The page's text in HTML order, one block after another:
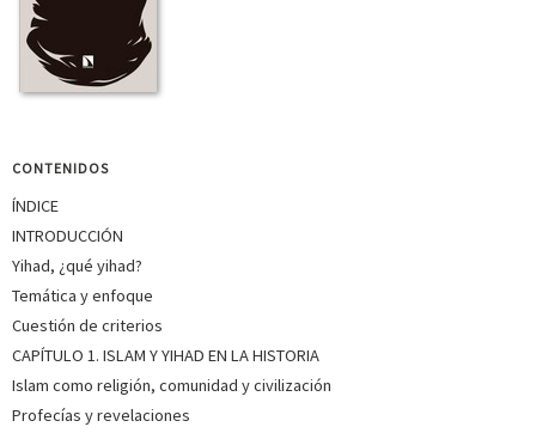
CONTENIDOS
ÍNDICE
INTRODUCCIÓN
Yihad, ¿qué yihad?
Temática y enfoque
Cuestión de criterios
CAPÍTULO 1. ISLAM Y YIHAD EN LA HISTORIA
Islam como religión, comunidad y civilización
Profecías y revelaciones